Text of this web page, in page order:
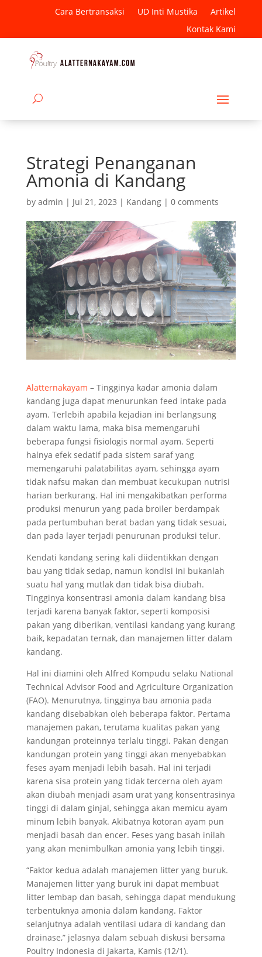
Cara Bertransaksi UD Inti Mustika
Artikel
Kontak Kami
Strategi Penanganan
Amonia di Kandang
by admin | Jul 21, 2023 | Kandang| 0 comments
Alatternakayam – Tingginya kadar amonia dalam
kandang juga dapat menurunkan feed intake pada
ayam. Terlebih apabila kejadian ini berlangsung
dalam waktu lama, maka bisa memengaruhi
beberapa fungsi fisiologis normal ayam. Seperti
halnya efek sedatif pada sistem saraf yang
memengaruhi palatabilitas ayam, sehingga ayam
tidak nafsu makan dan membuat kecukupan nutrisi
harian berkurang. Hal ini mengakibatkan performa
produksi menurun yang pada broiler berdampak
pada pertumbuhan berat badan yang tidak sesuai,
dan pada layer terjadi penurunan produksi telur.
Kendati kandang sering kali diidentikkan dengan
bau yang tidak sedap, namun kondisi ini bukanlah
suatu hal yang mutlak dan tidak bisa diubah.
Tingginya konsentrasi amonia dalam kandang bisa
terjadi karena banyak faktor, seperti komposisi
pakan yang diberikan, ventilasi kandang yang kurang
baik, kepadatan ternak, dan manajemen litter dalam
kandang.
Hal ini diamini oleh Alfred Kompudu selaku National
Technical Advisor Food and Agriculture Organization
(FAO). Menurutnya, tingginya bau amonia pada
kandang disebabkan oleh beberapa faktor. Pertama
manajemen pakan, terutama kualitas pakan yang
kandungan proteinnya terlalu tinggi. Pakan dengan
kandungan protein yang tinggi akan menyebabkan
feses ayam menjadi lebih basah. Hal ini terjadi
karena sisa protein yang tidak tercerna oleh ayam
akan diubah menjadi asam urat yang konsentrasinya
tinggi di dalam ginjal, sehingga akan memicu ayam
minum lebih banyak. Akibatnya kotoran ayam pun
menjadi basah dan encer. Feses yang basah inilah
yang akan menimbulkan amonia yang lebih tinggi.
“Faktor kedua adalah manajemen litter yang buruk.
Manajemen litter yang buruk ini dapat membuat
litter lembap dan basah, sehingga dapat mendukung
terbentuknya amonia dalam kandang. Faktor
selanjutnya adalah ventilasi udara di kandang dan
drainase,” jelasnya dalam sebuah diskusi bersama
Poultry Indonesia di Jakarta, Kamis (12/1).